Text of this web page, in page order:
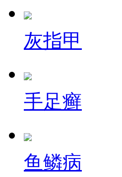
灰指甲
手足癣
鱼鳞病